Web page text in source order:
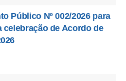
Público Nº 002/2026 para
celebração de Acordo de